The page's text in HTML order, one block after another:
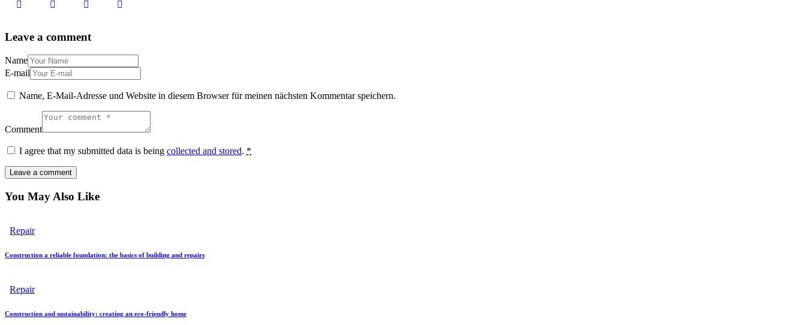
Leave a comment
Name
E-mail
Name, E-Mail-Adresse und Website in diesem Browser für meinen nächsten Kommentar speichern.
Comment
I agree that my submitted data is being collected and stored. *
You May Also Like
Repair
Construction a reliable foundation: the basics of building and repairs
Repair
Construction and sustainability: creating an eco-friendly home